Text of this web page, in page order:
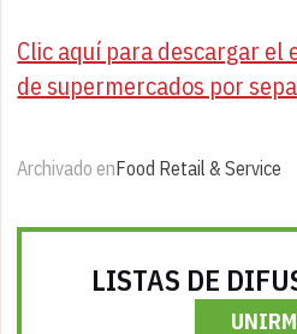
Clic aquí para descargar el
de supermercados por
Archivado enFood Retail & Service
LISTAS DE